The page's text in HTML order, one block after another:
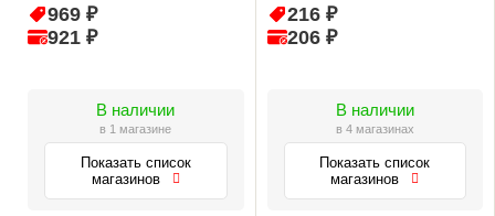
969 ₽
921 ₽
В наличии
в 1 магазине
Показать список
магазинов
216 ₽
206 ₽
В наличии
в 4 магазинах
Показать список
магазинов